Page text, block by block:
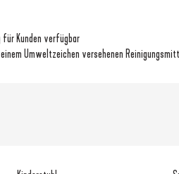
für Kunden verfügbar
Umweltzeichen versehenen